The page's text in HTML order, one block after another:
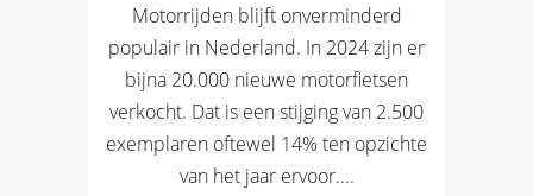
Motorrijden blijft onverminderd
populair in Nederland. In 2024 zijn er
bijna 20.000 nieuwe motorfietsen
verkocht. Dat is een stijging van 2.500
exemplaren oftewel 14% ten opzichte
van het jaar ervoor....